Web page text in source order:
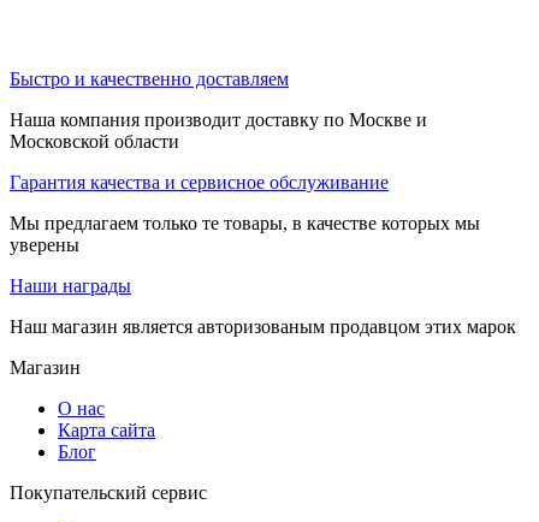
Быстро и качественно доставляем
Наша компания производит доставку по Москве и
Московской области
Гарантия качества и сервисное обслуживание
Мы предлагаем только те товары, в качестве которых мы
уверены
Наши награды
Наш магазин является авторизованым продавцом этих марок
Магазин
О нас
Карта сайта
Блог
Покупательский сервис